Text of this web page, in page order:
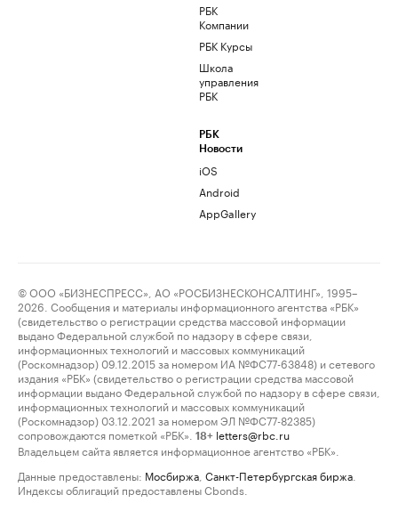
РБК
Компании
РБК Курсы
Школа
управления
РБК
РБК
Новости
iOS
Android
AppGallery
© ООО «БИЗНЕСПРЕСС», АО «РОСБИЗНЕСКОНСАЛТИНГ», 1995–
2026. Сообщения и материалы информационного агентства «РБК»
(свидетельство о регистрации средства массовой информации
выдано Федеральной службой по надзору в сфере связи,
информационных технологий и массовых коммуникаций
(Роскомнадзор) 09.12.2015 за номером ИА №ФС77-63848) и сетевого
издания «РБК» (свидетельство о регистрации средства массовой
информации выдано Федеральной службой по надзору в сфере связи,
информационных технологий и массовых коммуникаций
(Роскомнадзор) 03.12.2021 за номером ЭЛ №ФС77-82385)
сопровождаются пометкой «РБК».
18+ letters@rbc.ru
Владельцем сайта является информационное агентство «РБК».
Данные предоставлены: Мосбиржа Санкт-Петербургская биржа
Индексы облигаций предоставлены Cbonds.